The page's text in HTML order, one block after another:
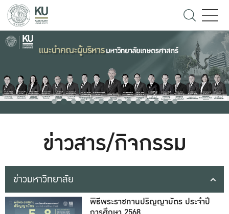
ข่าวสาร/กิจกรรม
ข่าวมหาวิทยาลัย
พิธีพระราชทานปริญญาบัตร ประจำปี